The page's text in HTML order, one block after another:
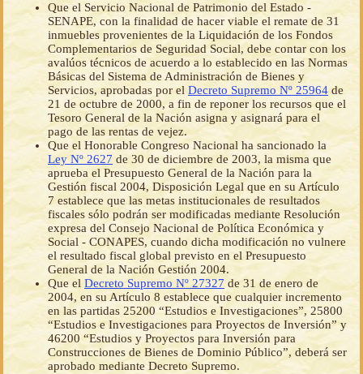
Que el Servicio Nacional de Patrimonio del Estado -
SENAPE, con la finalidad de hacer viable el remate de 31
inmuebles provenientes de la Liquidación de los Fondos
Complementarios de Seguridad Social, debe contar con los
avalúos técnicos de acuerdo a lo establecido en las Normas
Básicas del Sistema de Administración de Bienes y
Servicios, aprobadas por el Decreto Supremo Nº 25964 de
21 de octubre de 2000, a fin de reponer los recursos que el
Tesoro General de la Nación asigna y asignará para el
pago de las rentas de vejez.
Que el Honorable Congreso Nacional ha sancionado la
Ley Nº 2627 de 30 de diciembre de 2003, la misma que
aprueba el Presupuesto General de la Nación para la
Gestión fiscal 2004, Disposición Legal que en su Artículo
7 establece que las metas institucionales de resultados
fiscales sólo podrán ser modificadas mediante Resolución
expresa del Consejo Nacional de Política Económica y
Social - CONAPES, cuando dicha modificación no vulnere
el resultado fiscal global previsto en el Presupuesto
General de la Nación Gestión 2004.
Que el Decreto Supremo Nº 27327 de 31 de enero de
2004, en su Artículo 8 establece que cualquier incremento
en las partidas 25200 “Estudios e Investigaciones”, 25800
“Estudios e Investigaciones para Proyectos de Inversión” y
46200 “Estudios y Proyectos para Inversión para
Construcciones de Bienes de Dominio Público”, deberá ser
aprobado mediante Decreto Supremo.